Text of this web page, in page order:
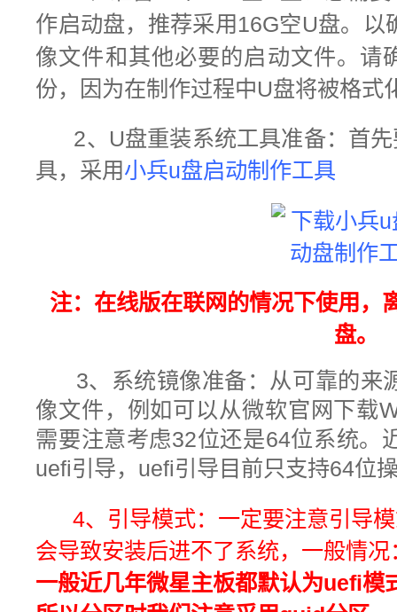
作启动盘，推荐采用16G空U盘。 以
像文件和其他必要的启动文件。 请
份，因为在制作过程中U盘将被格式
2、U盘重装系统工具准备：首先
具， 采用小兵u盘启动制作工具
注：在线版在联网的情况下使用，
盘。
3、系统镜像准备：从可靠的来
像文件，例如可以从微软官网下载
需要注意考虑32位还是64位系统。
uefi引导，uefi引导目前只支持64位
4、引导模式： 一定要注意引导
会导致安装后进不了系统，一般情
一般近几年微星主板都默认为uefi模